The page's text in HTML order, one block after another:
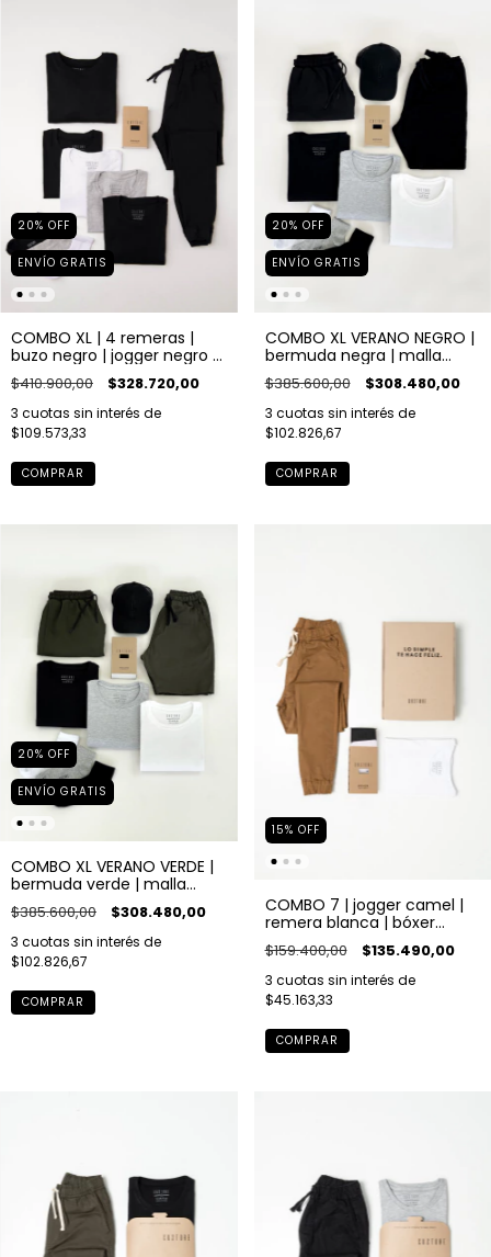
20% OFF
ENVÍO GRATIS
COMBO XL | 4 remeras |
buzo negro | jogger negro |
bóxer negro | pack de
medias x3
$410.900,00 $328.720,00
3 cuotas sin interés de
$109.573,33
COMPRAR
20% OFF
ENVÍO GRATIS
COMBO XL VERANO NEGRO |
bermuda negra | malla
negra | 3 remeras | bóxer
negro | gorra negra | pack
de medias x3
$385.600,00 $308.480,00
3 cuotas sin interés de
$102.826,67
COMPRAR
20% OFF
ENVÍO GRATIS
COMBO XL VERANO VERDE |
bermuda verde | malla
verde | 3 remeras | bóxer
negro | gorra negra | pack
de medias x3
$385.600,00 $308.480,00
3 cuotas sin interés de
$102.826,67
COMPRAR
15% OFF
COMBO 7 | jogger camel |
remera blanca | bóxer
blanco
$159.400,00 $135.490,00
3 cuotas sin interés de
$45.163,33
COMPRAR